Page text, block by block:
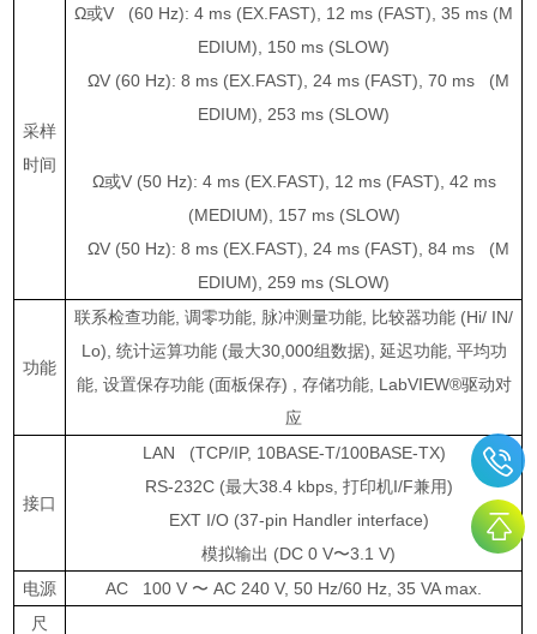
采样
时间
Ω或V (60 Hz): 4 ms (EX.FAST), 12 ms (FAST), 35 ms (M
EDIUM), 150 ms (SLOW)
ΩV (60 Hz): 8 ms (EX.FAST), 24 ms (FAST), 70 ms (M
EDIUM), 253 ms (SLOW)
Ω或V (50 Hz): 4 ms (EX.FAST), 12 ms (FAST), 42 ms
(MEDIUM), 157 ms (SLOW)
ΩV (50 Hz): 8 ms (EX.FAST), 24 ms (FAST), 84 ms (M
EDIUM), 259 ms (SLOW)
功能
联系检查功能 ,调零功能 脉冲测量功能 比较器功能 (Hi/ IN/
Lo), 统计运算功能(最大30,000组数据), 延迟功能, 平均功
能, 设置保存功能(面板保存) , 存储功能, LabVIEW®驱动对
应
接口
LAN (TCP/IP, 10BASE-T/100BASE-TX)
RS-232C (最大38.4 kbps, 打印机I/F兼用)
EXT I/O (37-pin Handler interface)
模拟输出 (DC 0 V〜3.1 V)
电源
AC 100 V 〜 AC 240 V, 50 Hz/60 Hz, 35 VA max.
尺